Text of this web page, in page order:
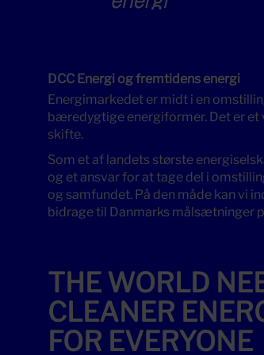
DCC Energi og fremtidens energi
Energimarkedet er midt i en
bæredygtige energiformer. Det er
skifte.
Som et af landets største
og et ansvar for at tage del i
og samfundet. På den måde kan vi
bidrage til Danmarks målsætninger
THE WORLD
CLEANER
FOR EVERYONE